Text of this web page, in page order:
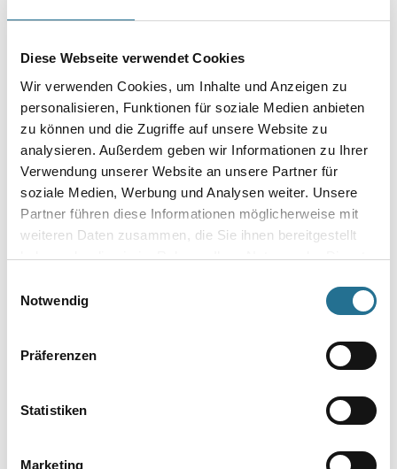
Diese Webseite verwendet Cookies
Wir verwenden Cookies, um Inhalte und Anzeigen zu
personalisieren, Funktionen für soziale Medien anbieten
zu können und die Zugriffe auf unsere Website zu
analysieren. Außerdem geben wir Informationen zu Ihrer
Verwendung unserer Website an unsere Partner für
soziale Medien, Werbung und Analysen weiter. Unsere
Partner führen diese Informationen möglicherweise mit
weiteren Daten zusammen, die Sie ihnen bereitgestellt
haben oder die sie im Rahmen Ihrer Nutzung der Dienste
Notwendig
Präferenzen
Statistiken
Marketing
Art-Nr.:1010-000145
sowie für die original venezianischen Glättetechniken.
Umrechnungsfaktoren
PRODUKTEIGENSCHAFTEN
- Gehärteter Stahl